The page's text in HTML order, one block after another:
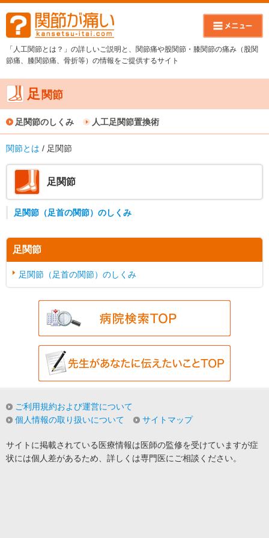
「人工関節とは？」の詳しいご説明と、関節痛や股関節・膝関節の痛み（股関
節痛、膝関節痛、骨折等）の情報をご提供するサイト
足 関節
足関節のしくみ 人工足関節置換術
関節とは / 足関節
足関節
足関節（足首の関節）のしくみ
足関節
足関節（足首の関節）のしくみ
ご利用規約および運営について
個人情報の取り扱いについて
サイトマップ
サイトに掲載されている医療情報は医師の監修を受けていますが症
状には個人差があるため、詳しくは専門医にご相談ください。